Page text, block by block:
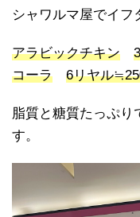
シャワルマ屋でイフ
アラビックチキン
コーラ
6リヤル
脂質と糖質たっぷり
す。